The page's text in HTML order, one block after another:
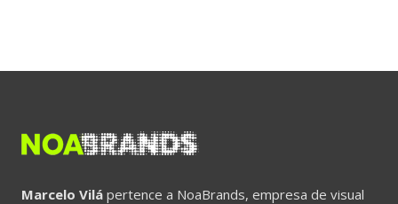
Marcelo Vilá pertence a NoaBrands, empresa de visual